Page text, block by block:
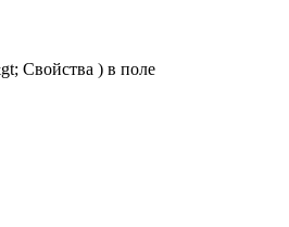
Свойства ) в поле